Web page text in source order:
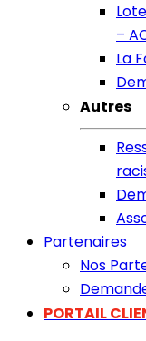
–
La
Autres
Partenaires
Nos
PORTAIL